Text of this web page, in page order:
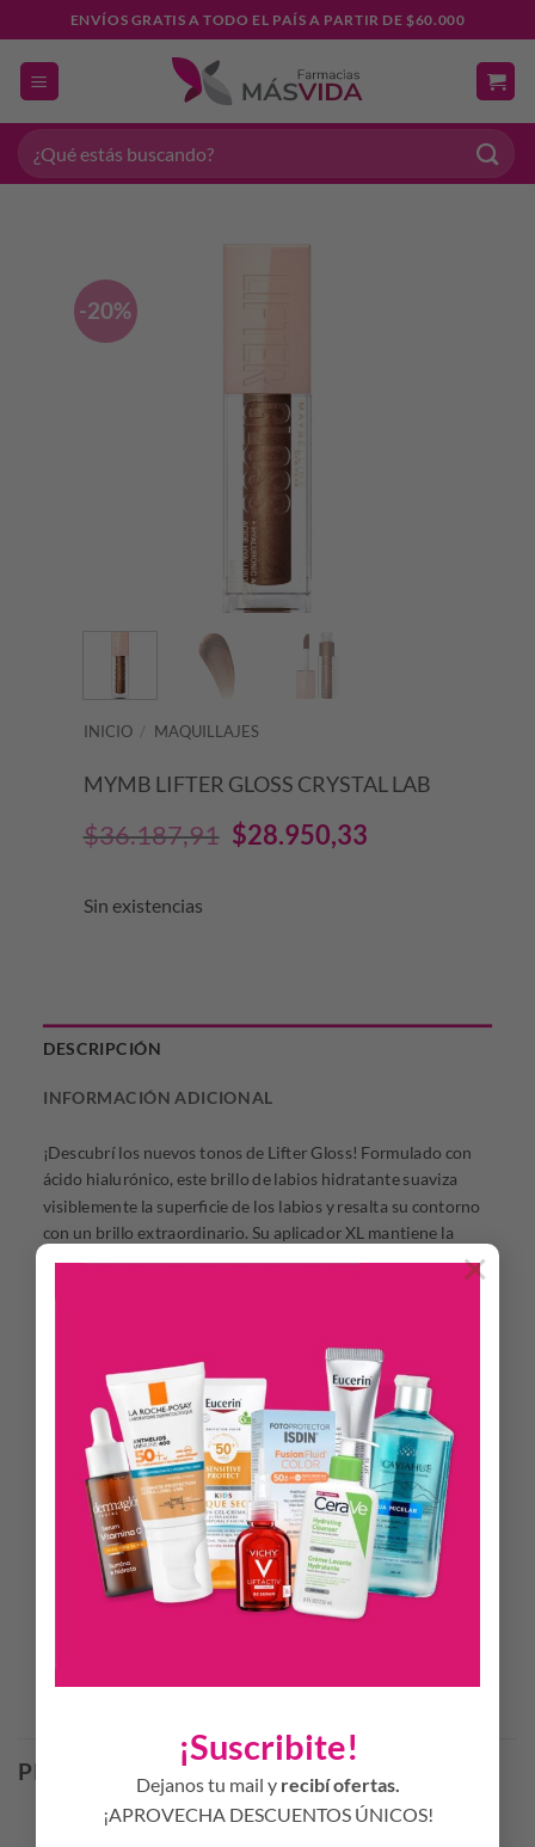
¡Suscribite!
Dejanos tu mail y recibí ofertas.
¡APROVECHA DESCUENTOS ÚNICOS!
×
al
contenido
ENVÍOS GRATIS A TODO EL PAÍS A PARTIR DE $60.000
Buscar
por:
-20%
INICIO / MAQUILLAJES
MYMB LIFTER GLOSS CRYSTAL LAB
$36.187,91 El
$28.950,33
Sin existencias
DESCRIPCIÓN
INFORMACIÓN ADICIONAL
¡Descubrí los nuevos tonos de Lifter Gloss! Formulado con
ácido hialurónico, este brillo de labios hidratante suaviza
visiblemente la superficie de los labios y resalta su contorno
con un brillo extraordinario. Su aplicador XL mantiene la
cantidad de gloss perfecta para una fácil aplicación en una
– Suaviza visiblemente la superficie de los labios debido a su
rica textura y otorga máxima sensorialidad.
– Su fórmula con Ácido Hialurónico ofrece una hidratación
duradera, sensación no pegajosa y un uso confortable.
MODO DE USO: Paso 1. Aplique brillo de labios con el
aplicador XL en el centro de su labio superior y siga los
contornos de su boca.
Paso 2. Desliza el brillo de labios por todo el labio inferior.
PRODUCTOS RELACIONADOS